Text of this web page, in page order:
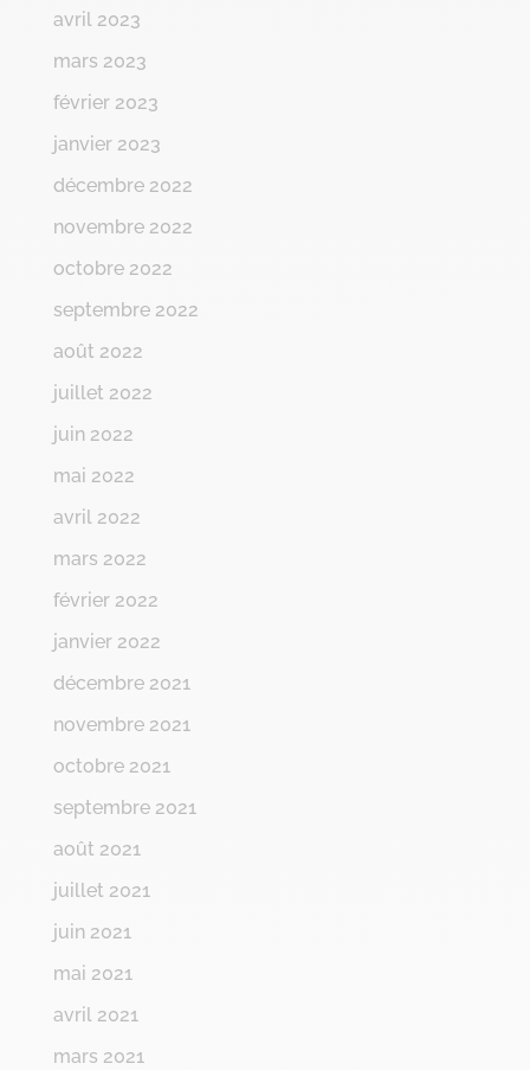
avril 2023
mars 2023
février 2023
janvier 2023
décembre 2022
novembre 2022
octobre 2022
septembre 2022
août 2022
juillet 2022
juin 2022
mai 2022
avril 2022
mars 2022
février 2022
janvier 2022
décembre 2021
novembre 2021
octobre 2021
septembre 2021
août 2021
juillet 2021
juin 2021
mai 2021
avril 2021
mars 2021